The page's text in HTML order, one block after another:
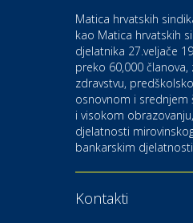
Bistrica
Auto-moto i tehnika
CIAK Auto d.o.o.
Kultura i edukacija
Kazalište Gavella
Moda i ljepota
Matica hrvatskih
kao Matica hrvatskih
djelatnika 27.veljače
preko 60,000 članova,
zdravstvu,
osnovnom i srednjem
i visokom
djelatnosti
bankarskim
Kontakti